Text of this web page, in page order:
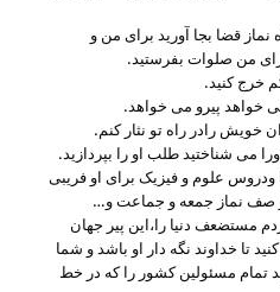
نماز قضا بجا آورید برای من و
من صلوات بفرستید.
خرج کنید.
خواهد پیرو می خواهد.
خویش رادر راه تو نثار کنم.
می شناختید طلب او را بپردازید.
علوم و فیزیک برای او فریبی
صف نماز جمعه و جماعت و…
مستضعف دنیا را،این پیر جهان
تا خداوند نگه دار او باشد و شما
تمام مسئولین کشور را که در خط